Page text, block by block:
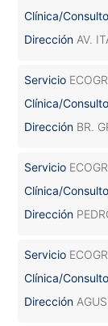
Clínica/
Dirección AV.
Servicio
Clínica/
Dirección BR.
Servicio
Clínica/
Dirección
Servicio
Clínica/
Dirección